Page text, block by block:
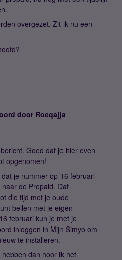
overgezet. Zit ik nu een
door Roeqajja
Goed dat je hier even
opgenomen!
je nummer op 16 februari
de Prepaid. Dat
die tijd met je oude
bellen met je eigen
februari kun je met je
inloggen in Mijn Simyo om
te installeren.
dan hoor ik het